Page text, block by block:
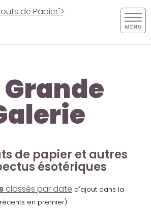
de Papier">
Grande
de papier et autres
ésotériques
classés par date d'ajout dans la
en premier)